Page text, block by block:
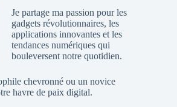
Je partage ma passion pour les
gadgets révolutionnaires, les
applications innovantes et les
tendances numériques qui
bouleversent notre quotidien.
chevronné ou un novice
havre de paix digital.